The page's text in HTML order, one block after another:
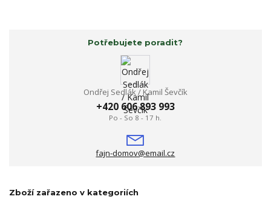
Potřebujete poradit?
Ondřej Sedlák / Kamil Ševčík
+420 606 893 993
Po - So 8 - 17 h.
fajn-domov@email.cz
Zboží zařazeno v kategoriích